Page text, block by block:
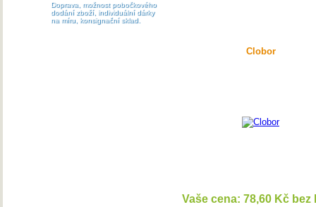
Doprava, možnost pobočkového
dodání zboží, individuální dárky
na míru, konsignační sklad.
Clobor
Vaše cena: 78,60 Kč bez